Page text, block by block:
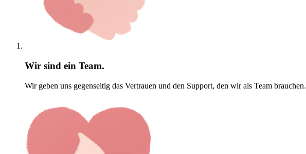
Wir sind ein Team.
Wir geben uns gegenseitig das Vertrauen und den Support, den wir als Team brauchen.